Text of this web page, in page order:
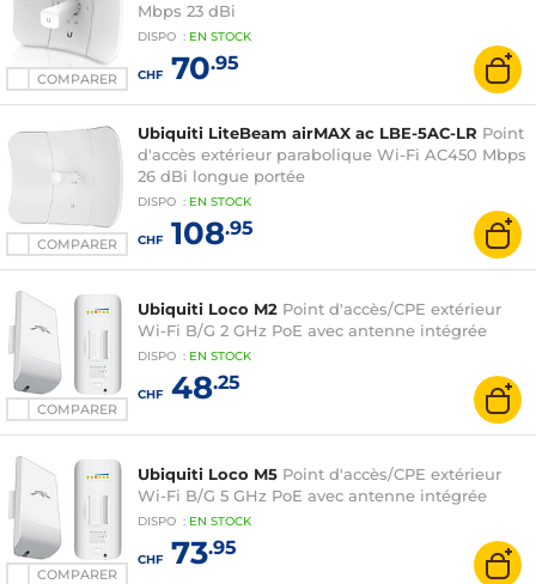
COMPARER
Mbps 23 dBi
DISPO : EN STOCK
CHF70.95
COMPARER
Ubiquiti LiteBeam airMAX ac LBE-5AC-LR Point
d'accès extérieur parabolique Wi-Fi AC450 Mbps
26 dBi longue portée
DISPO : EN STOCK
CHF108.95
COMPARER
Ubiquiti Loco M2 Point d'accès/CPE extérieur
Wi-Fi B/G 2 GHz PoE avec antenne intégrée
DISPO : EN STOCK
CHF48.25
COMPARER
Ubiquiti Loco M5 Point d'accès/CPE extérieur
Wi-Fi B/G 5 GHz PoE avec antenne intégrée
DISPO : EN STOCK
CHF73.95